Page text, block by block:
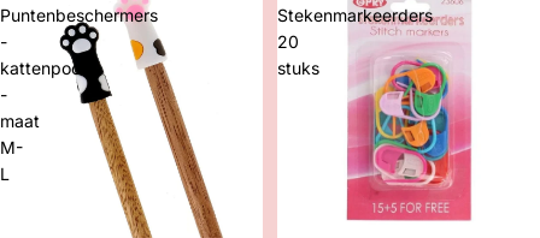
Puntenbeschermers
-
kattenpoot
-
maat
M-
L
Stekenmarkeerders
20
stuks